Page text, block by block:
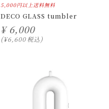
5,000円以上送料無料
DECO GLASS tumbler
¥ 6,000
¥6,600税込